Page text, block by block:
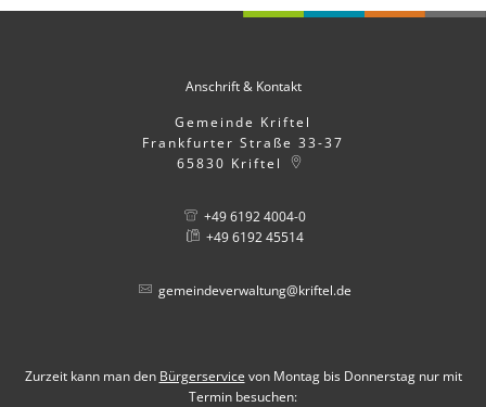
Anschrift & Kontakt
Gemeinde Kriftel
Frankfurter Straße 33-37
65830 Kriftel
+49 6192 4004-0
+49 6192 45514
gemeindeverwaltung@kriftel.de
Zurzeit kann man den Bürgerservice von Montag bis Donnerstag nur mit
Termin besuchen: